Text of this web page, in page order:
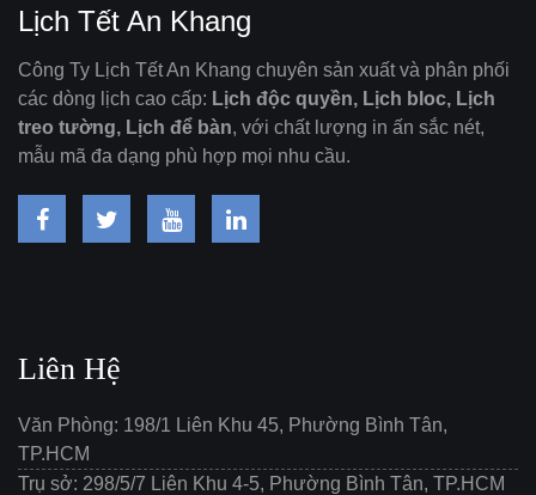
Lịch Tết An Khang
Công Ty Lịch Tết An Khang chuyên sản xuất và phân phối
các dòng lịch cao cấp: Lịch độc quyền, Lịch bloc, Lịch
treo tường, Lịch để bàn, với chất lượng in ấn sắc nét,
mẫu mã đa dạng phù hợp mọi nhu cầu.
Liên Hệ
Văn Phòng: 198/1 Liên Khu 45, Phường Bình Tân,
TP.HCM
Trụ sở: 298/5/7 Liên Khu 4-5, Phường Bình Tân, TP.HCM